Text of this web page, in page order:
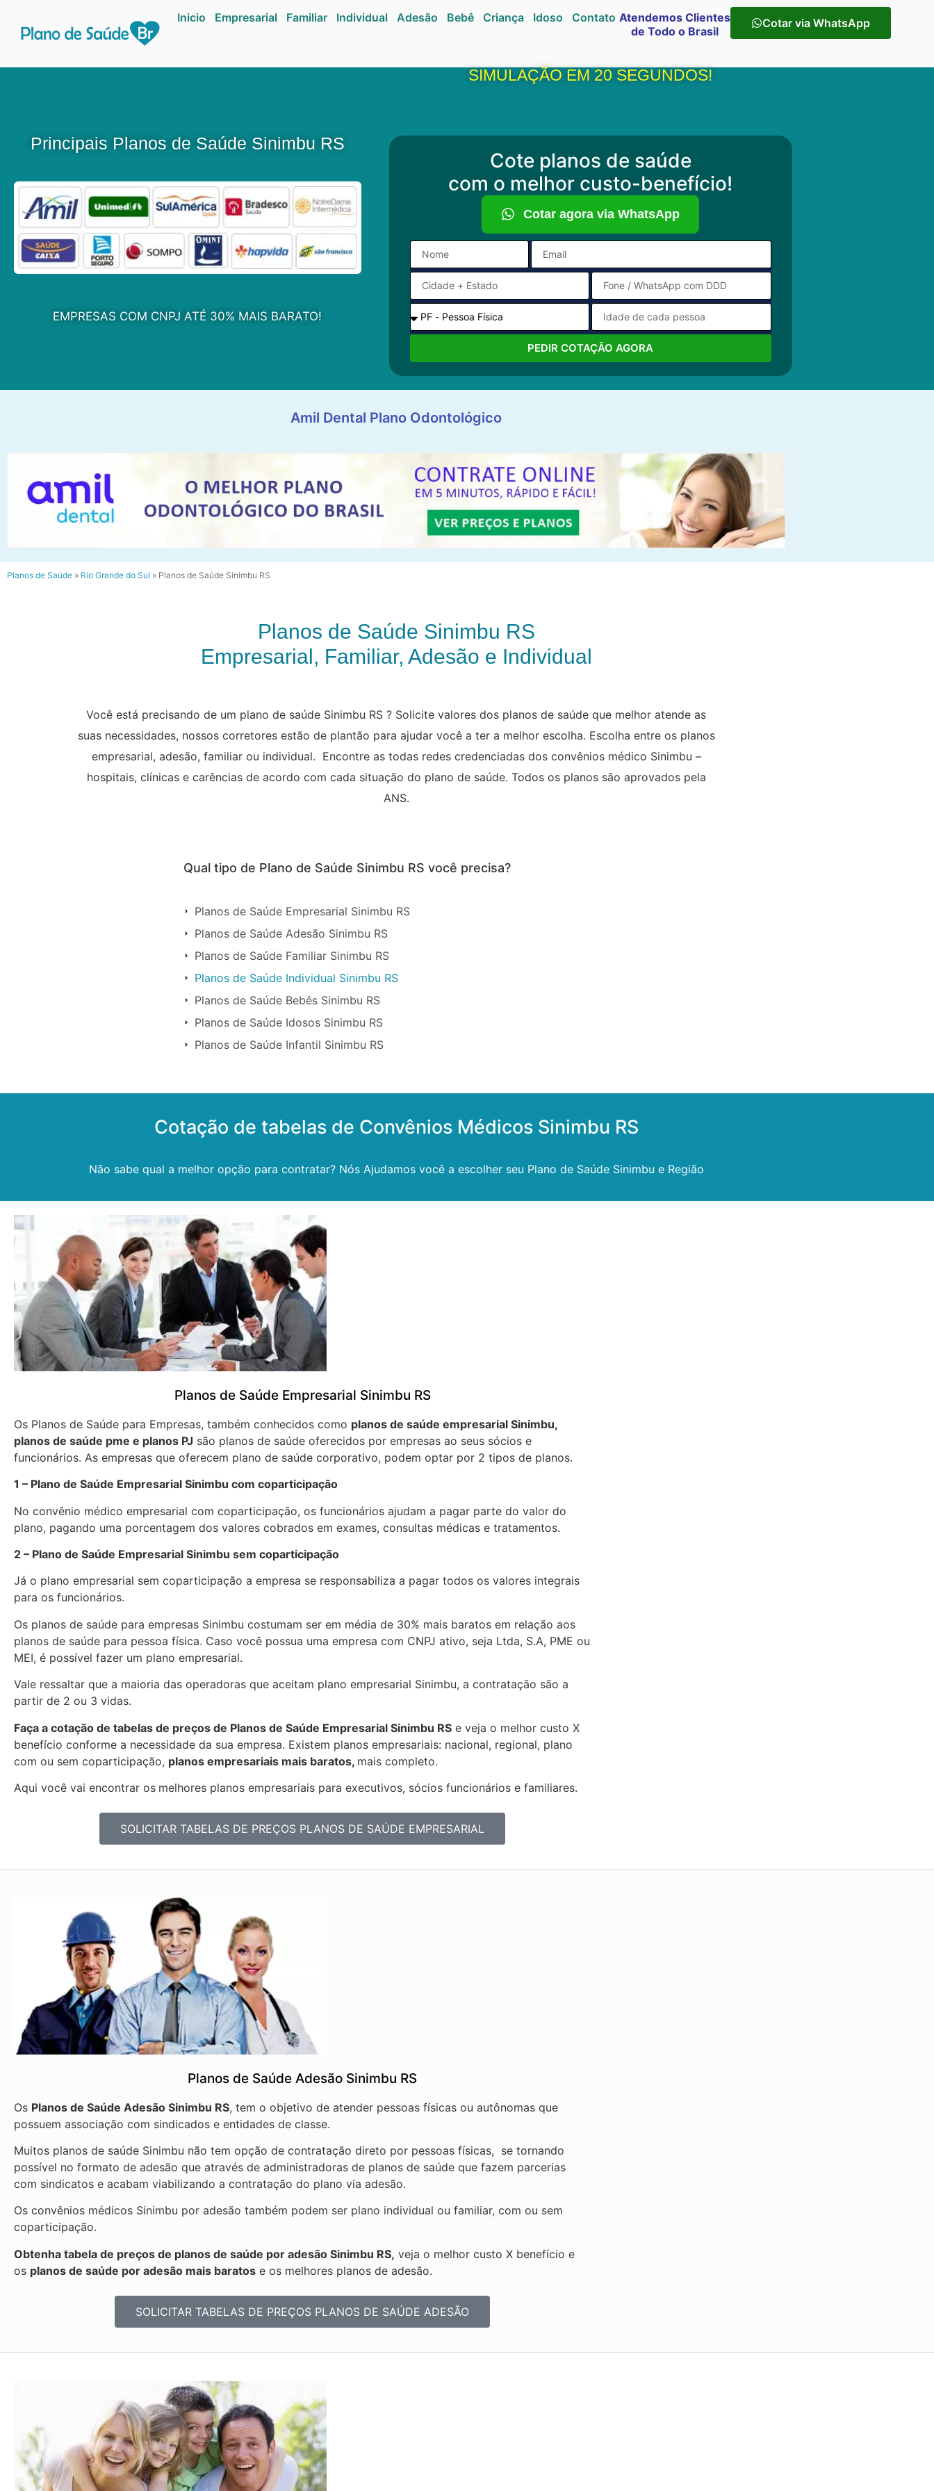
Inicio Empresarial Familiar Individual Adesão Bebê Criança Idoso Contato Atendemos Clientes
de Todo o Brasil
Cotar via WhatsApp
Principais Planos de Saúde Sinimbu RS
EMPRESAS COM CNPJ ATÉ 30% MAIS BARATO!
SIMULAÇÃO EM 20 SEGUNDOS!
Cote planos de saúde
com o melhor custo-benefício!
Cotar agora via WhatsApp
PEDIR COTAÇÃO AGORA
Amil Dental Plano Odontológico
Planos de Saúde » Rio Grande do Sul » Planos de Saúde Sinimbu RS
Planos de Saúde Sinimbu RS
Empresarial, Familiar, Adesão e Individual
Você está precisando de um plano de saúde Sinimbu RS ? Solicite valores dos planos de saúde que melhor atende as
suas necessidades, nossos corretores estão de plantão para ajudar você a ter a melhor escolha. Escolha entre os planos
empresarial, adesão, familiar ou individual. Encontre as todas redes credenciadas dos convênios médico Sinimbu –
hospitais, clínicas e carências de acordo com cada situação do plano de saúde. Todos os planos são aprovados pela
ANS.
Qual tipo de Plano de Saúde Sinimbu RS você precisa?
Planos de Saúde Empresarial Sinimbu RS
Planos de Saúde Adesão Sinimbu RS
Planos de Saúde Familiar Sinimbu RS
Planos de Saúde Individual Sinimbu RS
Planos de Saúde Bebês Sinimbu RS
Planos de Saúde Idosos Sinimbu RS
Planos de Saúde Infantil Sinimbu RS
Cotação de tabelas de Convênios Médicos Sinimbu RS
Não sabe qual a melhor opção para contratar? Nós Ajudamos você a escolher seu Plano de Saúde Sinimbu e Região
Planos de Saúde Empresarial Sinimbu RS
Os Planos de Saúde para Empresas, também conhecidos como planos de saúde empresarial Sinimbu,
planos de saúde pme e planos PJ são planos de saúde oferecidos por empresas ao seus sócios e
funcionários. As empresas que oferecem plano de saúde corporativo, podem optar por 2 tipos de planos.
1 – Plano de Saúde Empresarial Sinimbu com coparticipação
No convênio médico empresarial com coparticipação, os funcionários ajudam a pagar parte do valor do
plano, pagando uma porcentagem dos valores cobrados em exames, consultas médicas e tratamentos.
2 – Plano de Saúde Empresarial Sinimbu sem coparticipação
Já o plano empresarial sem coparticipação a empresa se responsabiliza a pagar todos os valores integrais
para os funcionários.
Os planos de saúde para empresas Sinimbu costumam ser em média de 30% mais baratos em relação aos
planos de saúde para pessoa física. Caso você possua uma empresa com CNPJ ativo, seja Ltda, S.A, PME ou
MEI, é possível fazer um plano empresarial.
Vale ressaltar que a maioria das operadoras que aceitam plano empresarial Sinimbu, a contratação são a
partir de 2 ou 3 vidas.
Faça a cotação de tabelas de preços de Planos de Saúde Empresarial Sinimbu RS e veja o melhor custo X
benefício conforme a necessidade da sua empresa. Existem planos empresariais: nacional, regional, plano
com ou sem coparticipação, planos empresariais mais baratos, mais completo.
Aqui você vai encontrar os melhores planos empresariais para executivos, sócios funcionários e familiares.
SOLICITAR TABELAS DE PREÇOS PLANOS DE SAÚDE EMPRESARIAL
Planos de Saúde Adesão Sinimbu RS
Os Planos de Saúde Adesão Sinimbu RS, tem o objetivo de atender pessoas físicas ou autônomas que
possuem associação com sindicados e entidades de classe.
Muitos planos de saúde Sinimbu não tem opção de contratação direto por pessoas físicas, se tornando
possível no formato de adesão que através de administradoras de planos de saúde que fazem parcerias
com sindicatos e acabam viabilizando a contratação do plano via adesão.
Os convênios médicos Sinimbu por adesão também podem ser plano individual ou familiar, com ou sem
coparticipação.
Obtenha tabela de preços de planos de saúde por adesão Sinimbu RS, veja o melhor custo X benefício e
os planos de saúde por adesão mais baratos e os melhores planos de adesão.
SOLICITAR TABELAS DE PREÇOS PLANOS DE SAÚDE ADESÃO